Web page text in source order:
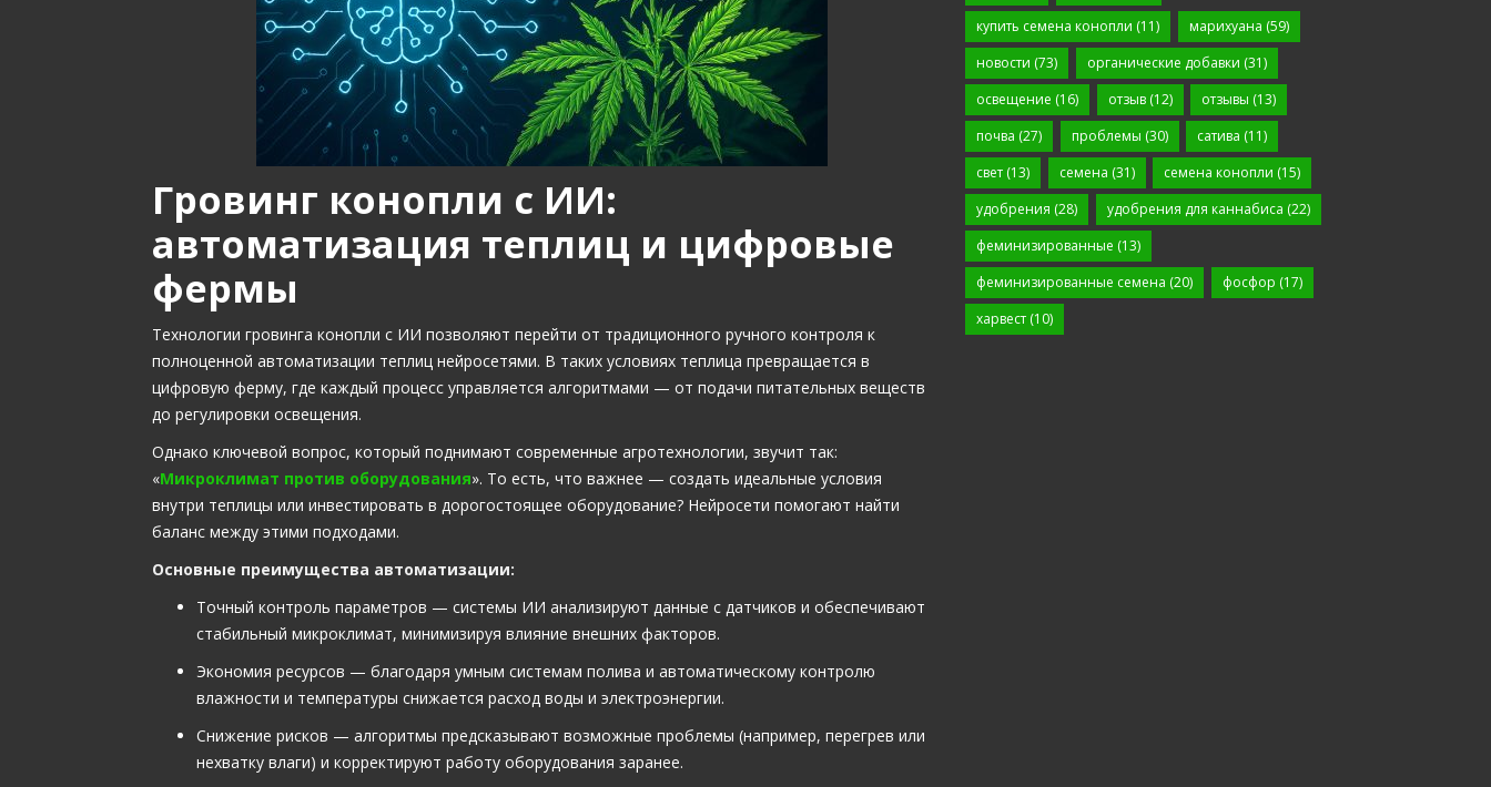
Гровинг конопли с ИИ:
автоматизация теплиц и цифровые
фермы
Технологии гровинга конопли с ИИ позволяют перейти от традиционного ручного контроля к
полноценной автоматизации теплиц нейросетями. В таких условиях теплица превращается в
цифровую ферму, где каждый процесс управляется алгоритмами — от подачи питательных веществ
до регулировки освещения.
Однако ключевой вопрос, который поднимают современные агротехнологии, звучит так:
«Микроклимат против оборудования». То есть, что важнее — создать идеальные условия
внутри теплицы или инвестировать в дорогостоящее оборудование? Нейросети помогают найти
баланс между этими подходами.
Основные преимущества автоматизации:
Точный контроль параметров — системы ИИ анализируют данные с датчиков и обеспечивают
стабильный микроклимат, минимизируя влияние внешних факторов.
Экономия ресурсов — благодаря умным системам полива и автоматическому контролю
влажности и температуры снижается расход воды и электроэнергии.
Снижение рисков — алгоритмы предсказывают возможные проблемы (например, перегрев или
нехватку влаги) и корректируют работу оборудования заранее.
купить семена конопли (11) марихуана (59)
новости (73) органические добавки (31)
освещение (16) отзыв(12) отзывы (13)
почва (27) проблемы (30) сатива (11)
свет (13) семена (31) семена конопли (15)
удобрения (28) удобрения для каннабиса (22)
феминизированные (13)
феминизированные семена (20) фосфор (17)
харвест (10)